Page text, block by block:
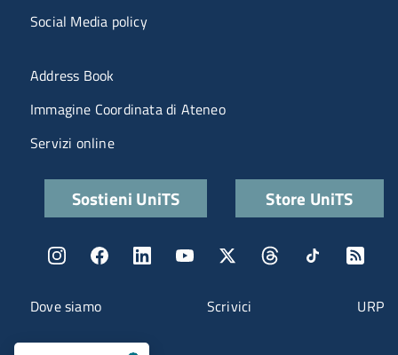
Menu contatti
Dove siamo Scrivici URP
Social Media policy
Menu portale
Address Book
Immagine Coordinata di Ateneo
Servizi online
Quick linksSostieni UniTS Store UniTS
Menu social